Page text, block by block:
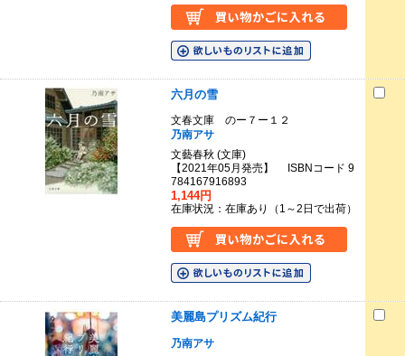
六月の雪
文春文庫 のー７ー１２
乃南アサ
文藝春秋 (文庫)
【2021年05月発売】 ISBNコード 9
784167916893
1,144円
在庫状況：在庫あり（1～2日で出荷）
美麗島プリズム紀行
乃南アサ